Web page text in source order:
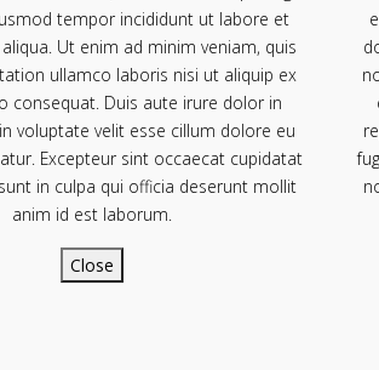
tempor incididunt ut labore et
Ut enim ad minim veniam, quis
ullamco laboris nisi ut aliquip ex
consequat. Duis aute irure dolor in
voluptate velit esse cillum dolore eu
Excepteur sint occaecat cupidatat
in culpa qui officia deserunt mollit
anim id est laborum.
Close